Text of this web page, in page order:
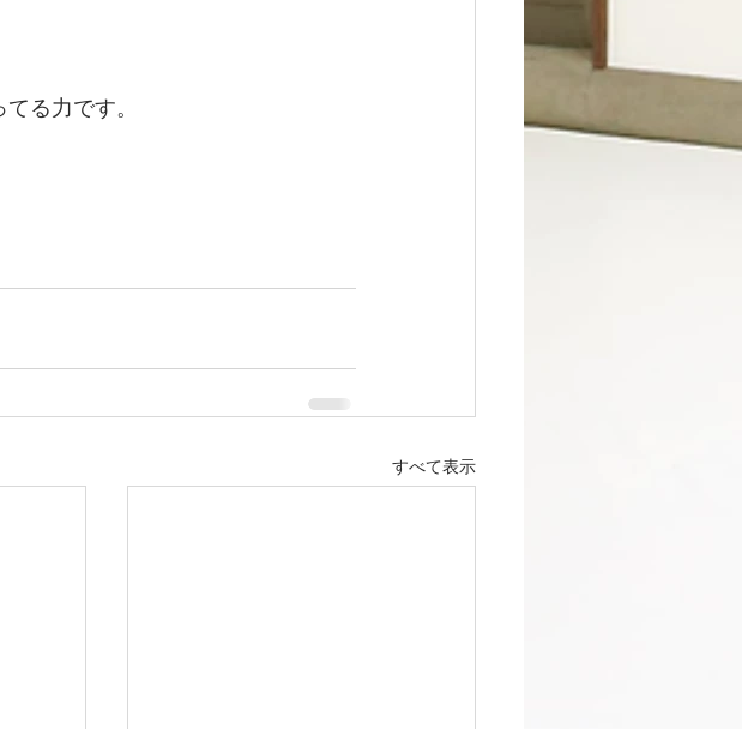
る力です。
すべて表示